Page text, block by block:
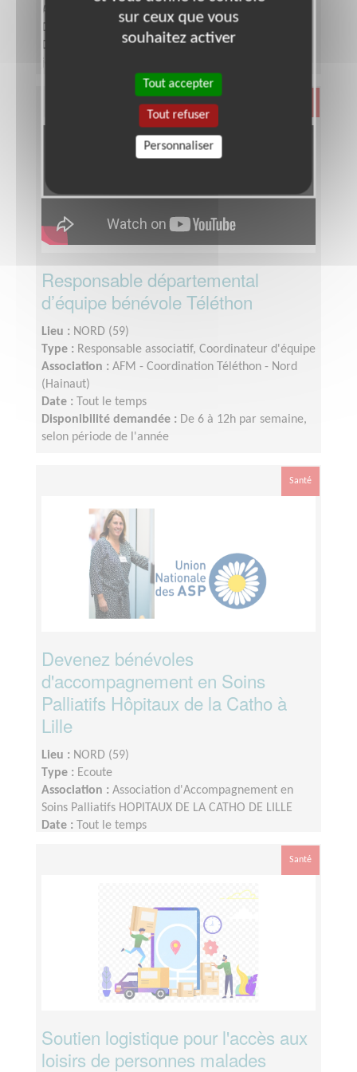
Association :
Date :
Disponibilité demandée :Créneau : Lundi soir (le
Mobivia. Possibilité de réaliser la mission en binôme
avec un.e autre bénévole pour plus de flexibilité
Responsable départemental
d’équipe bénévole Téléthon
Lieu : NORD (59)
Type : Responsable associatif, Coordinateur d'équipe
Association : AFM - Coordination Téléthon - Nord
(Hainaut)
Date :
Tout le temps
Disponibilité demandée : De 6 à 12h par semaine,
selon période de l'année
Santé
Devenez bénévoles
d'accompagnement en Soins
Palliatifs Hôpitaux de la Catho à
Lille
Lieu : NORD (59)
Type : Ecoute
Association : Association d'Accompagnement en
Soins Palliatifs HOPITAUX DE LA CATHO DE LILLE
Date :
Tout le temps
une journée par semaine
Santé
Soutien logistique pour l'accès aux
loisirs de personnes malades
sur ceux que vous
souhaitez activer
Tout accepter
Tout refuser
Personnaliser